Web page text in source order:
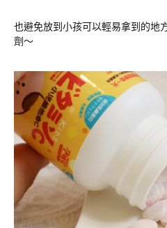
也避免放到小孩可以輕易拿到的地
劑～